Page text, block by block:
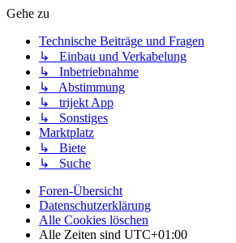
Gehe zu
Technische Beiträge und Fragen
↳ Einbau und Verkabelung
↳ Inbetriebnahme
↳ Abstimmung
↳ trijekt App
↳ Sonstiges
Marktplatz
↳ Biete
↳ Suche
Foren-Übersicht
Datenschutzerklärung
Alle Cookies löschen
Alle Zeiten sind UTC+01:00